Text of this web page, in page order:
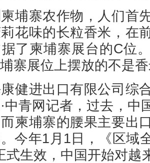
寨农作物，人们首
花味的长粒香米，在
了柬埔寨展台的C位
寨展位上摆放的不是
进出口有限公司综
中青网记者，过去，中
柬埔寨的腰果主要出
今年1月1日，《区域
式生效，中国开始对越